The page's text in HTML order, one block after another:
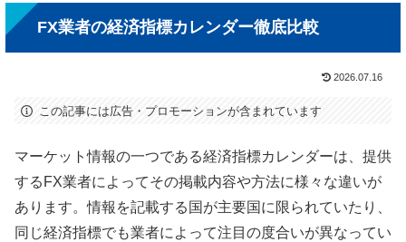
FX業者の経済指標カレンダー徹底比較
2026.07.16
この記事には広告・プロモーションが含まれています
マーケット情報の一つである経済指標カレンダーは、提供
するFX業者によってその掲載内容や方法に様々な違いが
あります。情報を記載する国が主要国に限られていたり、
同じ経済指標でも業者によって注目の度合いが異なってい